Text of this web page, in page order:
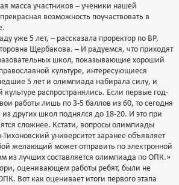
масса участников – ученики нашей
возможность поучаствовать в
уже 5 лет, – рассказала проректор по ВР,
Щербакова. – И радуемся, что приходят
школ, показывающие хороший
культуре, интересующиеся
5 лет и олимпиада набирала силу, и
распространялись. Если первые год-
работы лишь по 3-5 баллов из 60, то сегодня
других школ поднялся до 18-20. И это при
сложнее. Кстати, вопросы олимпиады
университет заранее объявляет
желающий может отправить по электронной
из лучших составляется олимпиада по ОПК.»
оценивающем работы ребят, были не
Вот как оценивает итоги первого этапа